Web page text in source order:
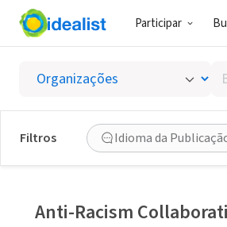
Participar
por
ou
Filtros Idioma da
Anti-Racism